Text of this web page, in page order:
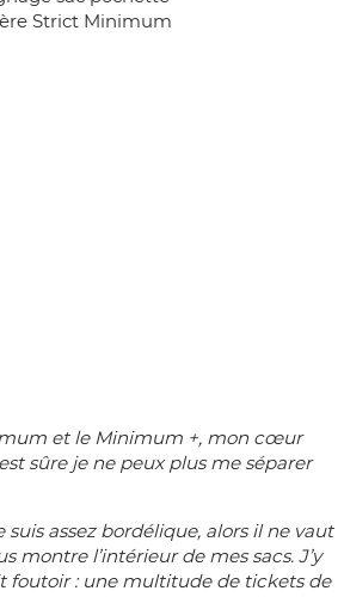
et le Minimum +, mon cœur
sûre je ne peux plus me séparer
suis assez bordélique, alors il ne vaut
montre l’intérieur de mes sacs. J’y
foutoir : une multitude de tickets de